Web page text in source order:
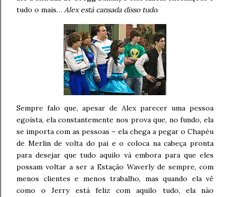
tudo o mais… Alex está cansada disso tudo.
Sempre falo que, apesar de Alex parecer uma pessoa
egoísta, ela constantemente nos prova que, no fundo, ela
se importa com as pessoas – ela chega a pegar o Chapéu
de Merlin de volta do pai e o coloca na cabeça pronta
para desejar que tudo aquilo vá embora para que eles
possam voltar a ser a Estação Waverly de sempre, com
menos clientes e menos trabalho, mas quando ela vê
como o Jerry está feliz com aquilo tudo, ela não